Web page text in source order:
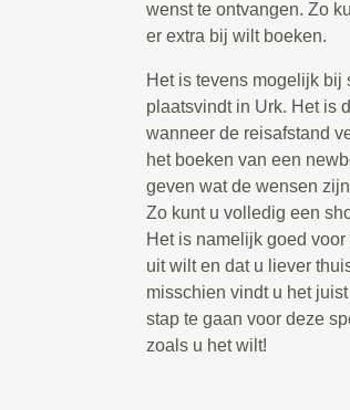
wenst te ontvangen. Zo
er extra bij wilt boeken.
Het is tevens mogelijk bij
plaatsvindt in Urk. Het is
wanneer de reisafstand
het boeken van een
geven wat de wensen
Zo kunt u volledig een
Het is namelijk goed
uit wilt en dat u liever
misschien vindt u het
stap te gaan voor deze
zoals u het wilt!